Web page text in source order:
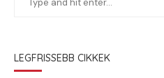
LEGFRISSEBB CIKKEK